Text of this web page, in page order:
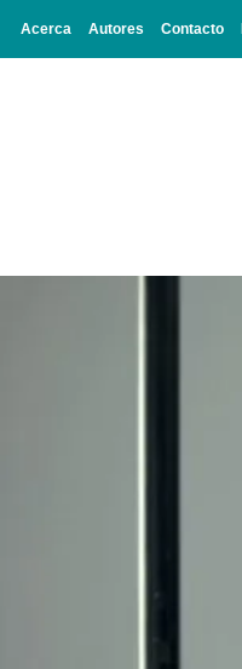
Acerca Autores Contacto